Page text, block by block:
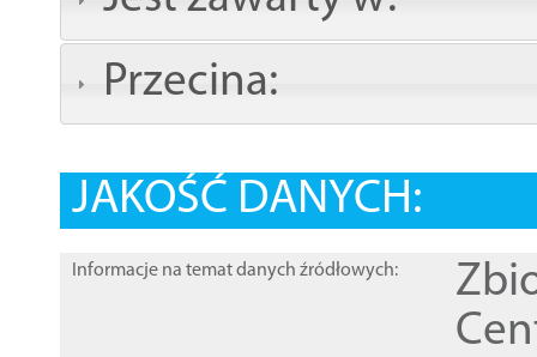
Przecina:
JAKOŚĆ DANYCH:
Informacje na temat danych źródłowych: